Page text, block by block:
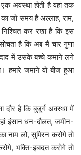
अवस्था होती है वहां तक
जो समय है अल्लाह, राम,
कर रखा है कि इस
है कि अब मैं चार गुणा
में उसके बच्चे कमाने लगे
हमारे जमाने वो बीज हुआ
दौर है कि बुजुर्ग अवस्था में
इंसान धन-दौलत, जमीन-
नाम लो, सुमिरन करोगे तो
भक्ति-इबादत करोगे तो